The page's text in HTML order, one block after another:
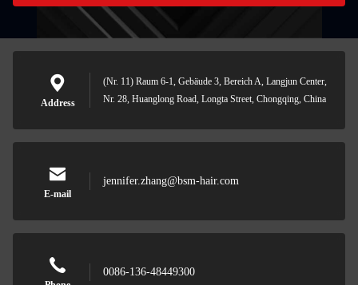
Address
(Nr. 11) Raum 6-1, Gebäude 3, Bereich A, Langjun Center,
Nr. 28, Huanglong Road, Longta Street, Chongqing, China
E-mail
jennifer.zhang@bsm-hair.com
0086-136-48449300